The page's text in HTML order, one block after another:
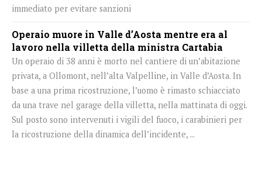
immediato per evitare sanzioni
Operaio muore in Valle d’Aosta mentre era al
lavoro nella villetta della ministra Cartabia
Un operaio di 38 anni è morto nel cantiere di un’abitazione
privata, a Ollomont, nell’alta Valpelline, in Valle d’Aosta. In
base a una prima ricostruzione, l’uomo è rimasto schiacciato
da una trave nel garage della villetta, nella mattinata di oggi.
Sul posto sono intervenuti i vigili del fuoco, i carabinieri per
la ricostruzione della dinamica dell’incidente, ...